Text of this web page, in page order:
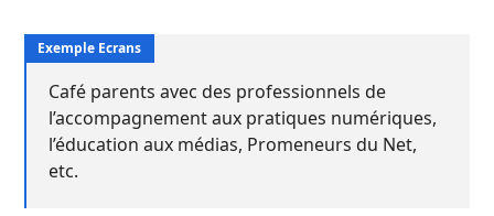
Café parents avec des professionnels de
l’accompagnement aux pratiques numériques,
l’éducation aux médias, Promeneurs du Net,
etc.